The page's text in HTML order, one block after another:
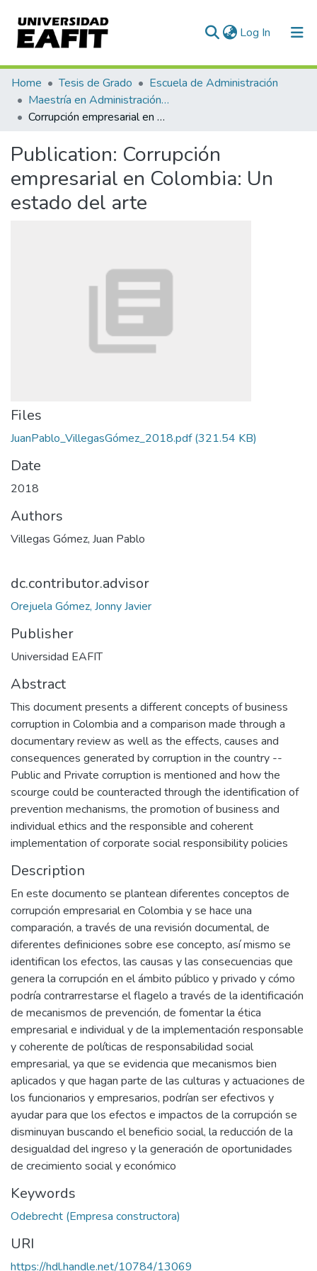
Log In (current)
Communities & Collections
All of DSpace
Home Tesis de Grado
Escuela de Administración
Maestría en Administración - MBA (tesis)
Corrupción empresarial en Colombia: Un estado del arte
Publication: Corrupción
empresarial en Colombia: Un
estado del arte
Files
JuanPablo_VillegasGómez_2018.pdf(321.54 KB)
Date
2018
Authors
Villegas Gómez, Juan Pablo
dc.contributor.advisor
Orejuela Gómez, Jonny Javier
Publisher
Universidad EAFIT
Abstract
This document presents a different concepts of business
corruption in Colombia and a comparison made through a
documentary review as well as the effects, causes and
consequences generated by corruption in the country --
Public and Private corruption is mentioned and how the
scourge could be counteracted through the identification of
prevention mechanisms, the promotion of business and
individual ethics and the responsible and coherent
implementation of corporate social responsibility policies
Description
En este documento se plantean diferentes conceptos de
corrupción empresarial en Colombia y se hace una
comparación, a través de una revisión documental, de
diferentes definiciones sobre ese concepto, así mismo se
identifican los efectos, las causas y las consecuencias que
genera la corrupción en el ámbito público y privado y cómo
podría contrarrestarse el flagelo a través de la identificación
de mecanismos de prevención, de fomentar la ética
empresarial e individual y de la implementación responsable
y coherente de políticas de responsabilidad social
empresarial, ya que se evidencia que mecanismos bien
aplicados y que hagan parte de las culturas y actuaciones de
los funcionarios y empresarios, podrían ser efectivos y
ayudar para que los efectos e impactos de la corrupción se
disminuyan buscando el beneficio social, la reducción de la
desigualdad del ingreso y la generación de oportunidades
de crecimiento social y económico
Keywords
Odebrecht (Empresa constructora)
URI
https://hdl.handle.net/10784/13069